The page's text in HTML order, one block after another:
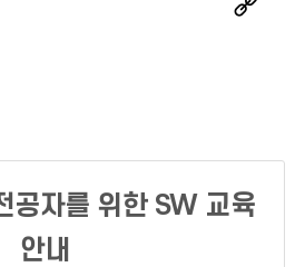
공자를 위한 SW 교육
안내